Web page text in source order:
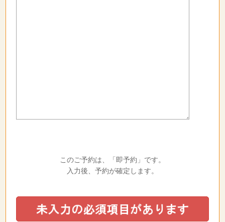
このご予約は、「即予約」です。
入力後、予約が確定します。